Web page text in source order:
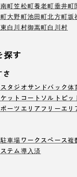
町笠松町養老町垂井町
大野町池田町北方町坂
東白川村御嵩町白川村
探す
さ
スタジオサンドバック体
ットコート ソルトピッ
ーツエリア フリーエリ
車場ワークスペース複
テム導入済